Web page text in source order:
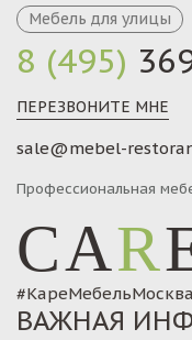
8 (495)
ПЕРЕЗВОНИТЕ МНЕ
sale@mebel-
Профессиональная
CAR
#КареМебельМосква
Мебель для улицы
ВАЖНАЯ